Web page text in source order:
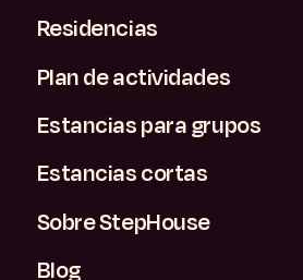
Residencias
Plan de actividades
Estancias para grupos
Estancias cortas
Sobre StepHouse
Blog